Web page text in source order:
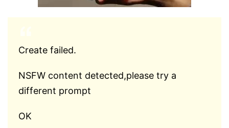
Create failed.
NSFW content detected,please try a
different prompt
OK